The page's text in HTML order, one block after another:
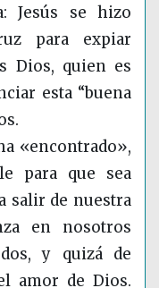
Jesús se hizo
para expiar
Dios, quien es
esta “buena
«encontrado»,
para que sea
salir de nuestra
en nosotros
y quizá de
amor de Dios.